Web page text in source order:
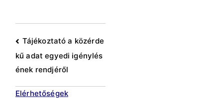
Bejegyzés
navigáció
Tájékoztató a közérde
kű adat egyedi igénylés
ének rendjéről
Elérhetőségek